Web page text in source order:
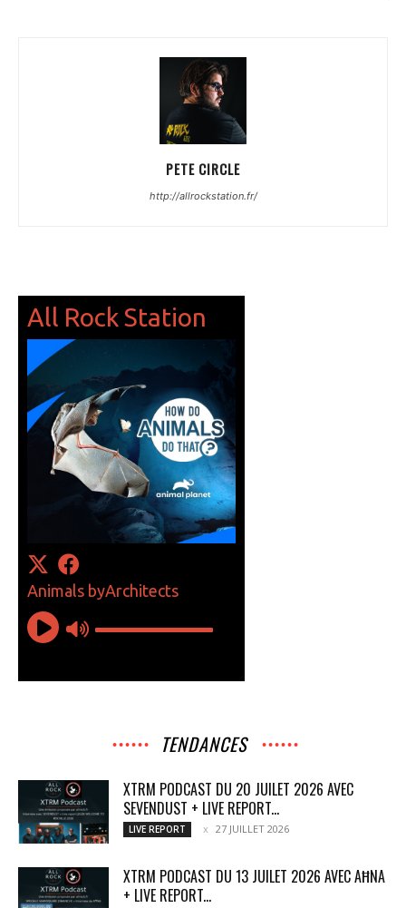
PETE CIRCLE
http://allrockstation.fr/
TENDANCES
XTRM PODCAST DU 20 JUILET 2026 AVEC
SEVENDUST + LIVE REPORT...
LIVE REPORT 27 JUILLET 2026
XTRM PODCAST DU 13 JUILET 2026 AVEC AĦNA
+ LIVE REPORT...